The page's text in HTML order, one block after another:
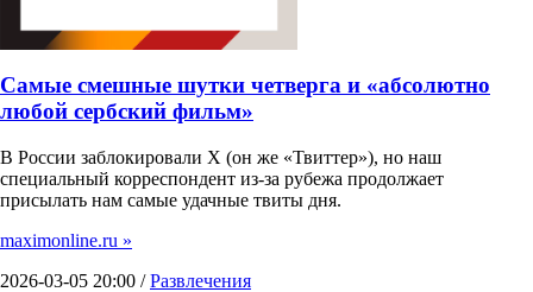
Самые смешные шутки четверга и «абсолютно
любой сербский фильм»
В России заблокировали X (он же «Твиттер»), но наш
специальный корреспондент из-за рубежа продолжает
присылать нам самые удачные твиты дня.
maximonline.ru »
2026-03-05 20:00 /Развлечения